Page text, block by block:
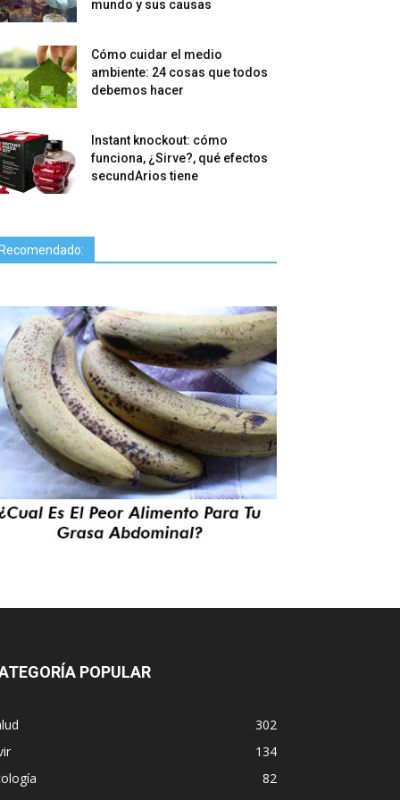
mundo y sus causas
Cómo cuidar el medio
ambiente: 24 cosas que todos
debemos hacer
Instant knockout: cómo
funciona, ¿Sirve?, qué efectos
secundArios tiene
POPULAR
302
134
82